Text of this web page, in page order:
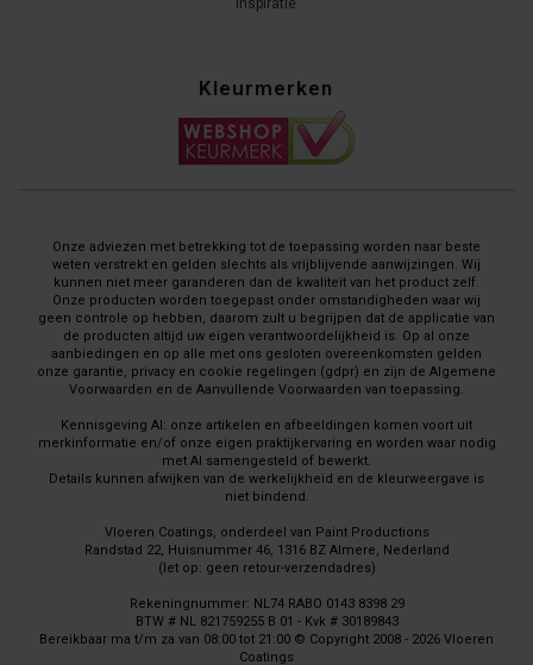
Kleurmerken
Onze adviezen met betrekking tot de toepassing worden naar beste
weten verstrekt en gelden slechts als vrijblijvende aanwijzingen. Wij
kunnen niet meer garanderen dan de kwaliteit van het product zelf.
Onze producten worden toegepast onder omstandigheden waar wij
geen controle op hebben, daarom zult u begrijpen dat de applicatie van
de producten altijd uw eigen verantwoordelijkheid is. Op al onze
aanbiedingen en op alle met ons gesloten overeenkomsten gelden
onze garantie, privacy en cookie regelingen (gdpr) en zijn de Algemene
Voorwaarden en de Aanvullende Voorwaarden van toepassing.
Kennisgeving AI: onze artikelen en afbeeldingen komen voort uit
merkinformatie en/of onze eigen praktijkervaring en worden waar nodig
met AI samengesteld of bewerkt.
Details kunnen afwijken van de werkelijkheid en de kleurweergave is
niet bindend.
Vloeren Coatings, onderdeel van Paint Productions
Randstad 22, Huisnummer 46, 1316 BZ Almere, Nederland
(let op: geen retour-verzendadres)
Rekeningnummer: NL74 RABO 0143 8398 29
BTW # NL 821759255 B 01 - Kvk # 30189843
Bereikbaar ma t/m za van 08:00 tot 21:00 © Copyright 2008 - 2026 Vloeren
Coatings